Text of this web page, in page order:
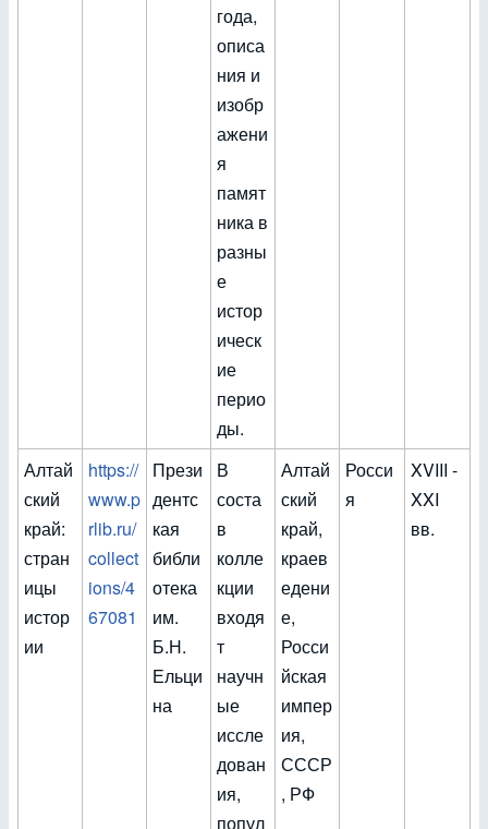
года,
описа
ния и
изобр
ажени
я
памят
ника в
разны
е
истор
ическ
ие
перио
ды.
Алтай
ский
край:
стран
ицы
истор
ии
https://
www.p
rlib.ru/
collect
ions/4
67081
Прези
дентс
кая
библи
отека
им.
Б.Н.
Ельци
на
В
соста
в
колле
кции
входя
т
научн
ые
иссле
дован
ия,
попул
Алтай
ский
край,
краев
едени
е,
Росси
йская
импер
ия,
СССР
, РФ
Росси
я
XVIII -
XXI
вв.